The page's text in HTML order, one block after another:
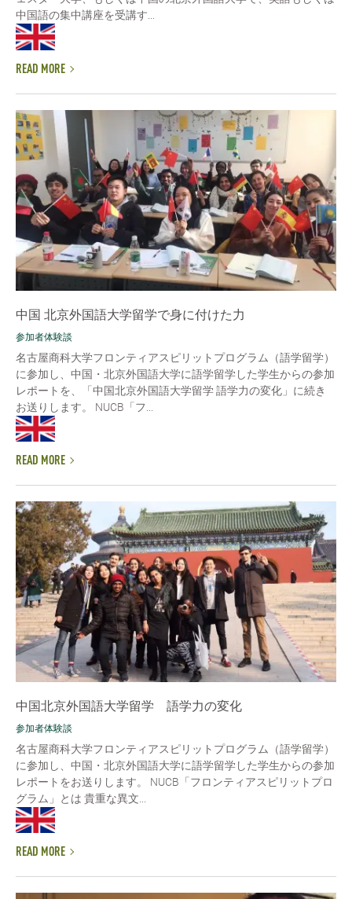
中国語の集中講座を受講す...
READ MORE
中国 北京外国語大学留学で身に付けた力
参加者体験談
名古屋商科大学フロンティアスピリットプログラム（語学留学）
に参加し、中国・北京外国語大学に語学留学した学生からの参加
レポートを、「中国北京外国語大学留学 語学力の変化」に続き
お送りします。 NUCB「フ...
READ MORE
中国北京外国語大学留学 語学力の変化
参加者体験談
名古屋商科大学フロンティアスピリットプログラム（語学留学）
に参加し、中国・北京外国語大学に語学留学した学生からの参加
レポートをお送りします。 NUCB「フロンティアスピリットプロ
グラム」とは 貴重な異文...
READ MORE